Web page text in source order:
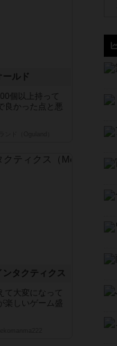
ールド
個以上持って
良かった点と悪
タクティクス
て大変になって
楽しいゲーム盛